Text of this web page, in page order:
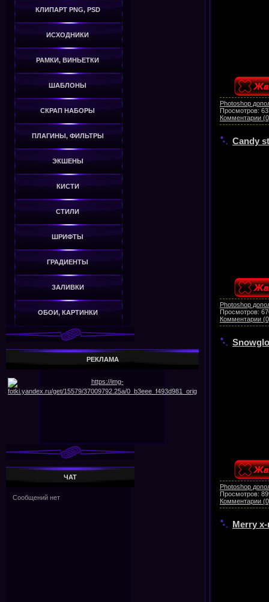
КЛИПАРТ PNG, PSD
ИСХОДНИКИ
РАМКИ, ВИНЬЕТКИ
ШАБЛОНЫ
СКРАП НАБОРЫ
ПЛАГИНЫ, ФИЛЬТРЫ
ЭКШЕНЫ
КИСТИ
СТИЛИ
ШРИФТЫ
ГРАДИЕНТЫ
ЗАЛИВКИ
ОБОИ, КАРТИНКИ
РЕКЛАМА
ЧАТ
Photoshop
Просмотров:
Комментарии
Candy
Photoshop
Просмотров:
Комментарии
Photoshop
Просмотров:
Комментарии
Merry